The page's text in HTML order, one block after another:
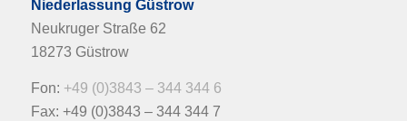
Niederlassung Güstrow
Neukruger Straße 62
18273 Güstrow
Fon: +49 (0)3843 – 344 344 6
Fax: +49 (0)3843 – 344 344 7